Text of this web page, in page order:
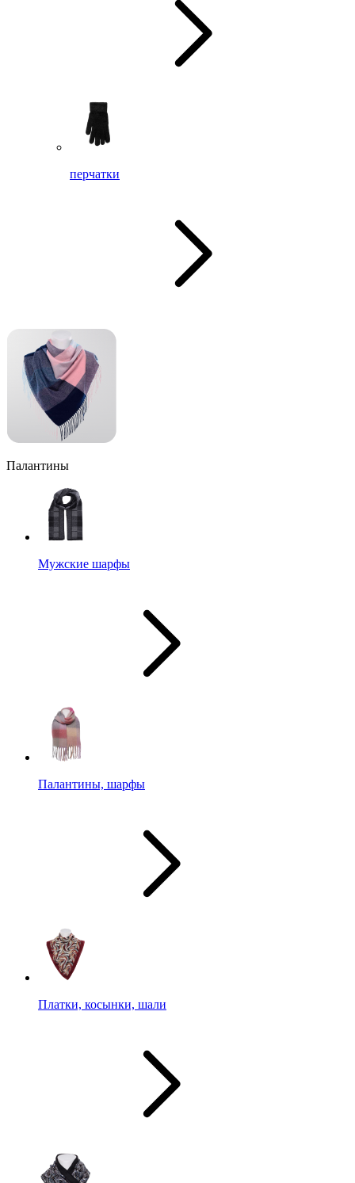
перчатки
Палантины
Мужские шарфы
Палантины, шарфы
Платки, косынки, шали